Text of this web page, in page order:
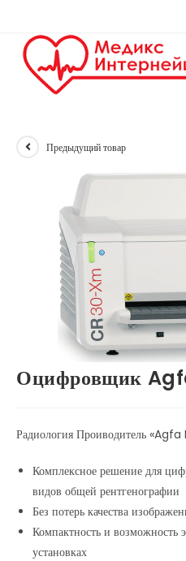
содержимому
Предыдущий товар
Оцифровщик
Радиология Проиводитель «Agfa
Комплексное решение для
видов общей рентгенографии
Без потерь качества
Компактность и возможность
установках